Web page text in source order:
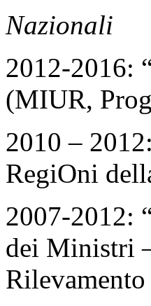
Nazionali
2012-2016:
(MIUR,
2010 –
RegiOni
2007-2012:
dei Ministri